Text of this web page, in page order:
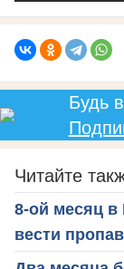
Будь
Читайте
8-ой месяц в
вести